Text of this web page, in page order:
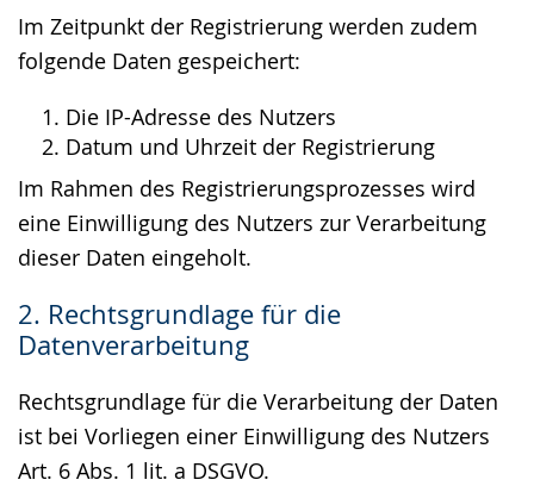
Im Zeitpunkt der Registrierung werden zudem
folgende Daten gespeichert:
Die IP-Adresse des Nutzers
Datum und Uhrzeit der Registrierung
Im Rahmen des Registrierungsprozesses wird
eine Einwilligung des Nutzers zur Verarbeitung
dieser Daten eingeholt.
2. Rechtsgrundlage für die
Datenverarbeitung
Rechtsgrundlage für die Verarbeitung der Daten
ist bei Vorliegen einer Einwilligung des Nutzers
Art. 6 Abs. 1 lit. a DSGVO.